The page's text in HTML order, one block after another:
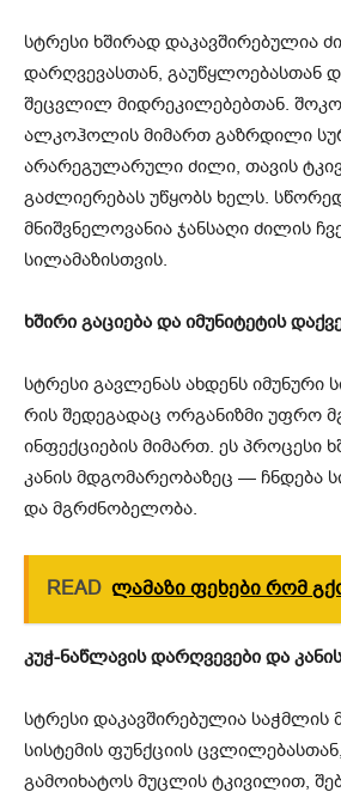
სტრესი ხშირად დაკავშირებულია
დარღვევასთან, გაუწყლოებასთან
შეცვლილ მიდრეკილებებთან.
ალკოჰოლის მიმართ გაზრდილი
არარეგულარული ძილი, თავის
გაძლიერებას უწყობს ხელს.
მნიშვნელოვანია ჯანსაღი ძილის
სილამაზისთვის.
ხშირი გაციება და იმუნიტეტის
სტრესი გავლენას ახდენს იმუნური
რის შედეგადაც ორგანიზმი უფრო
ინფექციების მიმართ. ეს პროცესი
კანის მდგომარეობაზეც — ჩნდება
და მგრძნობელობა.
READ ლამაზი ფეხები რომ
კუჭ-ნაწლავის დარღვევები და
სტრესი დაკავშირებულია
სისტემის ფუნქციის
გამოიხატოს მუცლის ტკივილით,